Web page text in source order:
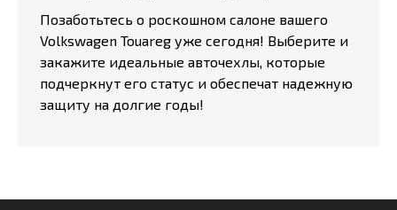
Позаботьтесь о роскошном салоне вашего
Volkswagen Touareg уже сегодня! Выберите и
закажите идеальные авточехлы, которые
подчеркнут его статус и обеспечат надежную
защиту на долгие годы!